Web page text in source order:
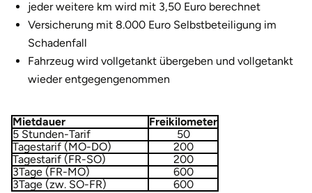
jeder weitere km wird mit 3,50 Euro berechnet
Versicherung mit 8.000 Euro Selbstbeteiligung im
Schadenfall
Fahrzeug wird vollgetankt übergeben und vollgetankt
wieder entgegengenommen
Mietdauer
Freikilometer
5 Stunden-Tarif
50
Tagestarif (MO-DO)
200
Tagestarif (FR-SO)
200
3Tage (FR-MO)
600
3Tage (zw. SO-FR)
600
Görlitz
Halle
Hamburg
Hanau
Hannover
Haßfurt